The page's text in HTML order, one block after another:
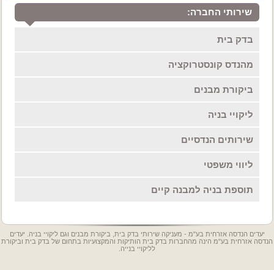
שירותי החברה:
בדק בית
מהנדס קונסטרוקציה
ביקורת מבנים
ליקויי בניה
שירותים הנדסיים
ליווי משפטי
תוספת בניה למבנה קיים
יעדים הנדסה אזרחית בע"מ - מעניקה שירותי בדק בית, ביקורת מבנים וגם ליקויי בניה. יעדים
הנדסה אזרחית בע"מ הינה מהחברות בדק בית הותיקות והמקצועיות בתחום של בדק בית וביקורת
לליקויי בנייה.